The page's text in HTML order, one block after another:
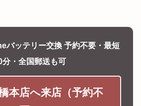
バッテリー交換 予約不要・最短
分・全国郵送も可
本店へ来店（予約不